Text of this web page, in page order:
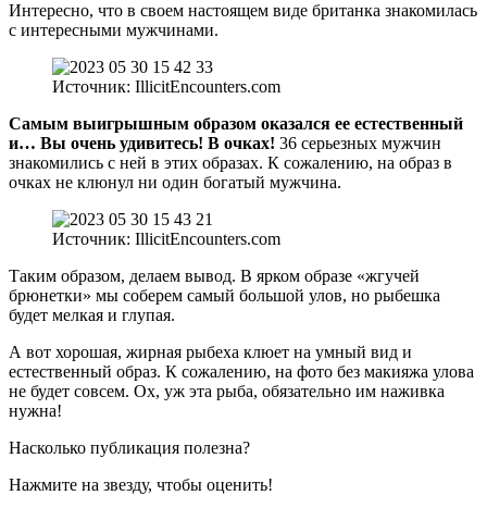
Интересно, что в своем настоящем виде британка знакомилась
с интересными мужчинами.
Источник: IllicitEncounters.com
Самым выигрышным образом оказался ее естественный
и… Вы очень удивитесь! В очках! 36 серьезных мужчин
знакомились с ней в этих образах. К сожалению, на образ в
очках не клюнул ни один богатый мужчина.
Источник: IllicitEncounters.com
Таким образом, делаем вывод. В ярком образе «жгучей
брюнетки» мы соберем самый большой улов, но рыбешка
будет мелкая и глупая.
А вот хорошая, жирная рыбеха клюет на умный вид и
естественный образ. К сожалению, на фото без макияжа улова
не будет совсем. Ох, уж эта рыба, обязательно им наживка
нужна!
Насколько публикация полезна?
Нажмите на звезду, чтобы оценить!